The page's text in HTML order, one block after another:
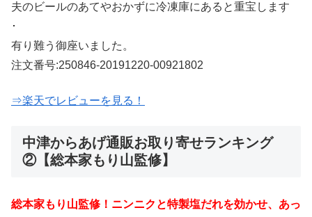
夫のビールのあてやおかずに冷凍庫にあると重宝します
･
有り難う御座いました。
注文番号:250846-20191220-00921802
⇒楽天でレビューを見る！
中津からあげ通販お取り寄せランキング
②【総本家もり山監修】
総本家もり山監修！ニンニクと特製塩だれを効かせ、あっ